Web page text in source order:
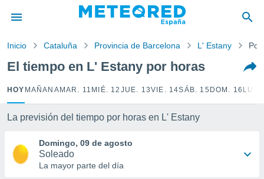
por
para
que se
calidad.
a este
y
Inicio Cataluña Provincia de Barcelona L' Estany Por
El tiempo en L' Estany por horas
HOY MAÑANA MAR. 11 MIÉ. 12 JUE. 13VIE. 14SÁB. 15 DOM. 16
La previsión del tiempo por horas en L' Estany
Domingo, 09 de agosto
Soleado
La mayor parte del día